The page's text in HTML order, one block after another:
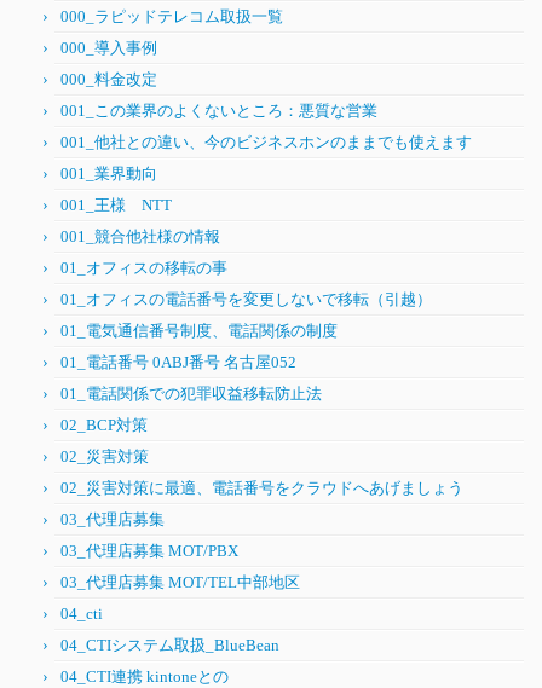
000_ラピッドテレコム取扱一覧
000_導入事例
000_料金改定
001_この業界のよくないところ：悪質な営業
001_他社との違い、今のビジネスホンのままでも使えます
001_業界動向
001_王様 NTT
001_競合他社様の情報
01_オフィスの移転の事
01_オフィスの電話番号を変更しないで移転（引越）
01_電気通信番号制度、電話関係の制度
01_電話番号 0ABJ番号 名古屋052
01_電話関係での犯罪収益移転防止法
02_BCP対策
02_災害対策
02_災害対策に最適、電話番号をクラウドへあげましょう
03_代理店募集
03_代理店募集 MOT/PBX
03_代理店募集 MOT/TEL中部地区
04_cti
04_CTIシステム取扱_BlueBean
04_CTI連携 kintoneとの